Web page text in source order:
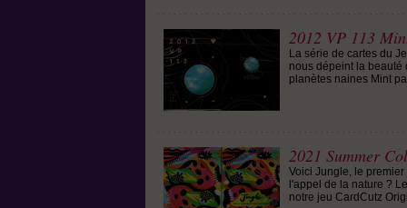
2012 VP 113
La série de cartes du
nous dépeint la beauté
planètes naines Mint
2021 Summer
Voici Jungle, le
l'appel de la nature ?
notre jeu CardCutz